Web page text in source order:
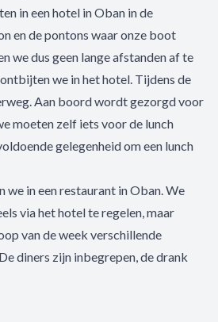
in een hotel in Oban in de
en de pontons waar onze boot
we dus geen lange afstanden af te
we in het hotel. Tijdens de
Aan boord wordt gezorgd voor
moeten zelf iets voor de lunch
gelegenheid om een lunch
we in een restaurant in Oban. We
via het hotel te regelen, maar
van de week verschillende
diners zijn inbegrepen, de drank